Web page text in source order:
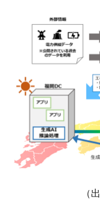
（